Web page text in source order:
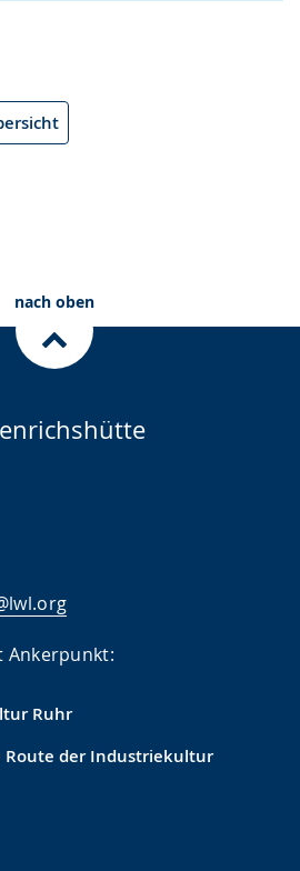
nach oben
Ankerpunkt:
Ruhr
Route der Industriekultur